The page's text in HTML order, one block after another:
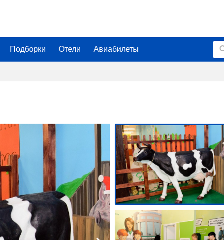
Подборки Отели Авиабилеты